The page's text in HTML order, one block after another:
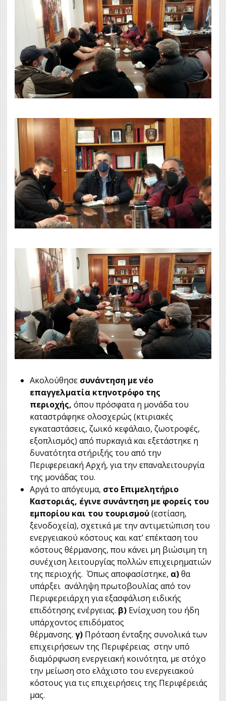
Ακολούθησε συνάντηση με νέο
επαγγελματία κτηνοτρόφο της
περιοχής, όπου πρόσφατα η μονάδα του
καταστράφηκε ολοσχερώς (κτιριακές
εγκαταστάσεις, ζωικό κεφάλαιο, ζωοτροφές,
εξοπλισμός) από πυρκαγιά και εξετάστηκε η
δυνατότητα στήριξής του από την
Περιφερειακή Αρχή, για την επαναλειτουργία
της μονάδας του.
Αργά το απόγευμα, στο Επιμελητήριο
Καστοριάς, έγινε συνάντηση με φορείς του
εμπορίου και του τουρισμού(εστίαση,
ξενοδοχεία), σχετικά με την αντιμετώπιση του
ενεργειακού κόστους και κατ’ επέκταση του
κόστους θέρμανσης, που κάνει μη βιώσιμη τη
συνέχιση λειτουργίας πολλών επιχειρηματιών
της περιοχής. Όπως αποφασίστηκε, α)θα
υπάρξει ανάληψη πρωτοβουλίας από τον
Περιφερειάρχη για εξασφάλιση ειδικής
επιδότησης ενέργειας. β) Ενίσχυση του ήδη
υπάρχοντος επιδόματος
θέρμανσης. γ) Πρόταση ένταξης συνολικά των
επιχειρήσεων της Περιφέρειας στην υπό
διαμόρφωση ενεργειακή κοινότητα, με στόχο
την μείωση στο ελάχιστο του ενεργειακού
κόστους για τις επιχειρήσεις της Περιφέρειάς
μας.